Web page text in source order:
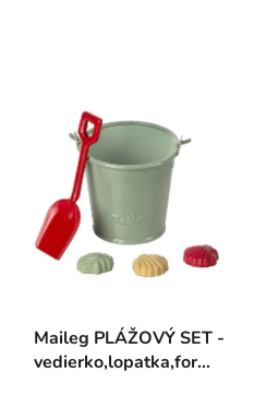
Maileg PLÁŽOVÝ SET -
vedierko,lopatka,formičky